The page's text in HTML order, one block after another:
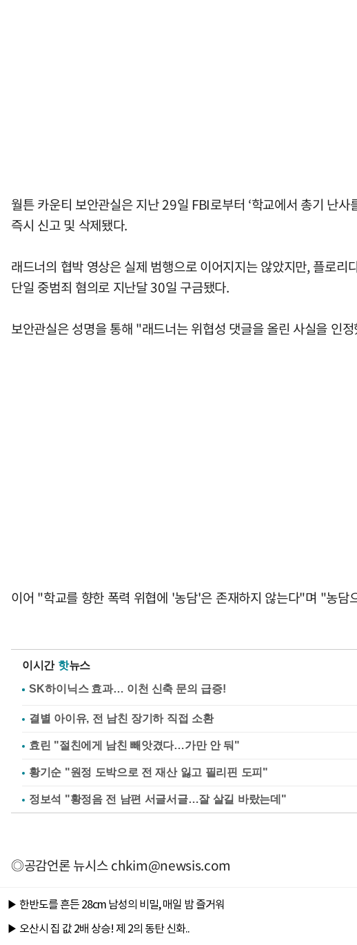
월튼 카운티 보안관실은 지난 29일 FBI로부터 ‘학교에서 총기 난
즉시 신고 및 삭제됐다.
래드너의 협박 영상은 실제 범행으로 이어지지는 않았지만, 플로
단일 중범죄 혐의로 지난달 30일 구금됐다.
보안관실은 성명을 통해 "래드너는 위협성 댓글을 올린 사실을 인
이어 "학교를 향한 폭력 위협에 '농담'은 존재하지 않는다"며 "농담
이시간 핫뉴스
결별 아이유, 전 남친 장기하 직접 소환
효린 "절친에게 남친 빼앗겼다…가만 안 둬"
황기순 "원정 도박으로 전 재산 잃고 필리핀 도피"
정보석 "황정음 전 남편 서글서글…잘 살길 바랐는데"
◎공감언론 뉴시스chkim@newsis.com